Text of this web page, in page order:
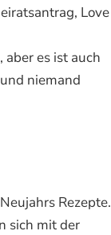
Love
es ist auch
niemand
Rezepte.
sich mit der